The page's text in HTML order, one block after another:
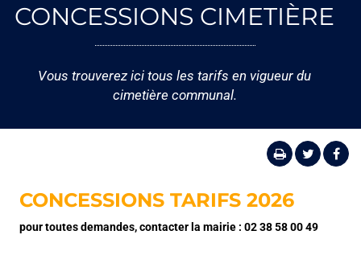
CONCESSIONS CIMETIÈRE
Vous trouverez ici tous les tarifs en vigueur du
cimetière communal.
CONCESSIONS TARIFS 2026
pour toutes demandes, contacter la mairie : 02 38 58 00 49